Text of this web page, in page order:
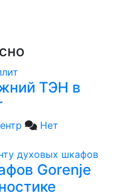
ТЭН в
Нет
духовых шкафов
Gorenje